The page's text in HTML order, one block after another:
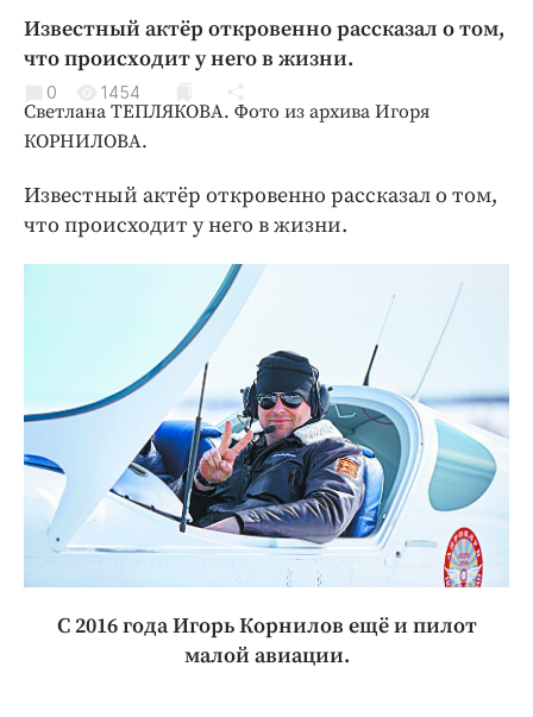
Авто и транспорт
Благоустройство
Криминал
Культура
Недвижимость и ЖКХ
Образование
Общество
Погода
Происшествия
Экономика и бизнес
ПРОЕКТЫ
Блоги
Клиника года
Известный актёр откровенно рассказал о том,
что происходит у него в жизни.
0 1454
Светлана ТЕПЛЯКОВА. Фото из архива Игоря
КОРНИЛОВА.
Известный актёр откровенно рассказал о том,
что происходит у него в жизни.
С 2016 года Игорь Корнилов ещё и пилот
малой авиации.